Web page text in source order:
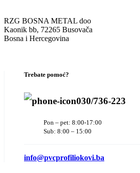
RZG BOSNA METAL doo
Kaonik bb, 72265 Busovača
Bosna i Hercegovina
Trebate pomoć?
030/736-223
Pon – pet: 8:00-17:00
Sub: 8:00 – 15:00
info@pvcprofiliokovi.ba